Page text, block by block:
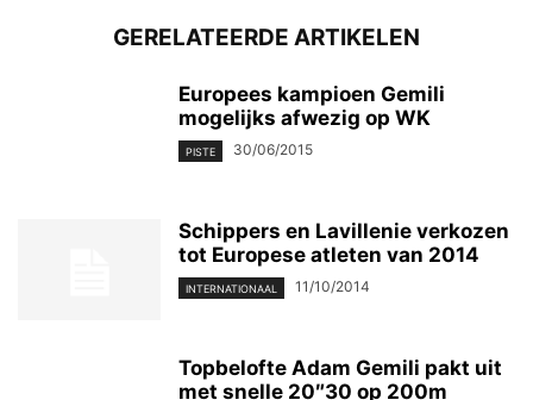
GERELATEERDE ARTIKELEN
Europees kampioen Gemili
mogelijks afwezig op WK
PISTE 30/06/2015
Schippers en Lavillenie verkozen
tot Europese atleten van 2014
INTERNATIONAAL 11/10/2014
Topbelofte Adam Gemili pakt uit
met snelle 20″30 op 200m